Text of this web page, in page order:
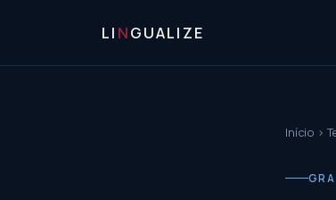
LI NGUALIZE
Início ›